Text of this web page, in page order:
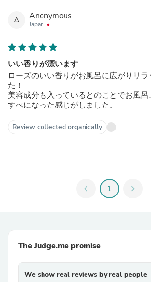
A Anonymous
Japan
いい香りが漂います
ローズのいい香りがお風呂に広がりリ
た！
美容成分も入っているとのことでお風
すべになった感じがしました。
Review collected organically
chevron_left 1 chevron_right
The Judge.me promise
We show real reviews by real people